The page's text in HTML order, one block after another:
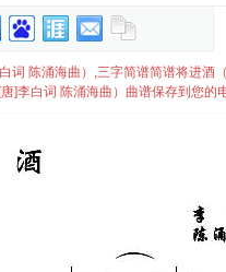
陈涌海曲）,三字简谱简谱将进酒
]李白词 陈涌海曲）曲谱保存到您的